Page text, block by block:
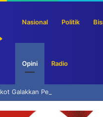
Nasional Politik
Opini Radio
Galakkan Permainan